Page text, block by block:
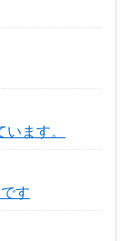
ます。
す